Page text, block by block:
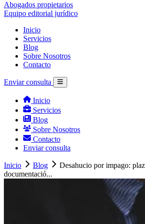
Abogados propietarios
Equipo editorial jurídico
Inicio
Servicios
Blog
Sobre Nosotros
Contacto
Enviar consulta
Inicio
Servicios
Blog
Sobre Nosotros
Contacto
Enviar consulta
Inicio Blog
Desahucio por impago:
documentació...